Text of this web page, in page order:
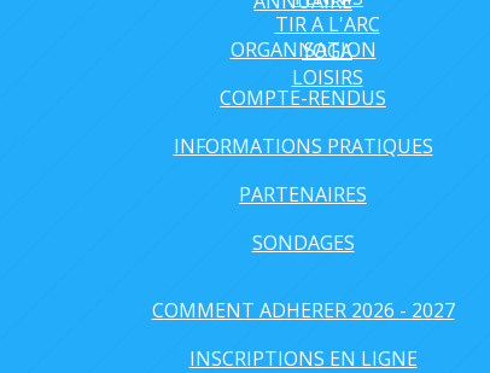
TIR A L'ARC
YOGA
LOISIRS
ORGANISATION
COMPTE-RENDUS
INFORMATIONS PRATIQUES
PARTENAIRES
SONDAGES
COMMENT ADHERER 2026 - 2027
INSCRIPTIONS EN LIGNE